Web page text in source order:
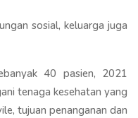
sosial, keluarga juga
40 pasien, 2021
tenaga kesehatan yang
tujuan penanganan dan